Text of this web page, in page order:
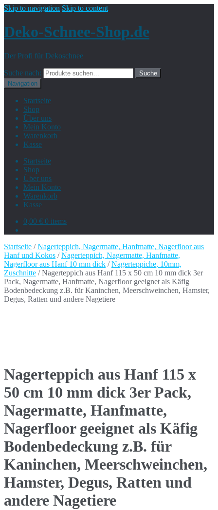
Skip to navigation Skip to content
Deko-Schnee-Shop.de
Der Profi für Dekoschnee
Suche nach:
Suche
Navigation
Startseite
Shop
Über uns
Mein Konto
Warenkorb
Kasse
Startseite
Shop
Über uns
Mein Konto
Warenkorb
Kasse
0,00 € 0 items
Startseite /Nagerteppich, Nagermatte, Hanfmatte, Nagerfloor aus
Hanf und Kokos /Nagerteppich, Nagermatte, Hanfmatte,
Nagerfloor aus Hanf 10 mm dick /Nagerteppiche, 10mm,
Zuschnitte / Nagerteppich aus Hanf 115 x 50 cm 10 mm dick 3er
Pack, Nagermatte, Hanfmatte, Nagerfloor geeignet als Käfig
Bodenbedeckung z.B. für Kaninchen, Meerschweinchen, Hamster,
Degus, Ratten und andere Nagetiere
Nagerteppich aus Hanf 115 x
50 cm 10 mm dick 3er Pack,
Nagermatte, Hanfmatte,
Nagerfloor geeignet als Käfig
Bodenbedeckung z.B. für
Kaninchen, Meerschweinchen,
Hamster, Degus, Ratten und
andere Nagetiere